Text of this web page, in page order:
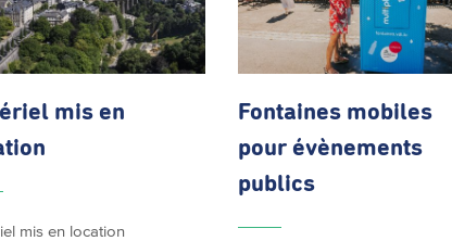
mis en
mis en location
Fontaines mobiles
pour évènements
publics